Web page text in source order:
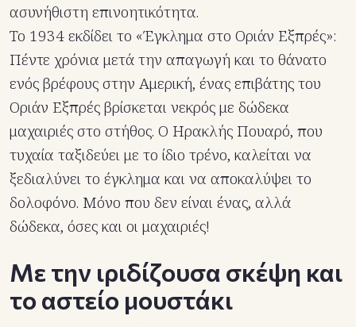
ασυνήθιστη επινοητικότητα.
Το 1934 εκδίδει το «Έγκλημα στο Οριάν Εξπρές»:
Πέντε χρόνια μετά την απαγωγή και το θάνατο
ενός βρέφους στην Αμερική, ένας επιβάτης του
Οριάν Εξπρές βρίσκεται νεκρός με δώδεκα
μαχαιριές στο στήθος. Ο Ηρακλής Πουαρό, που
τυχαία ταξιδεύει με το ίδιο τρένο, καλείται να
ξεδιαλύνει το έγκλημα και να αποκαλύψει το
δολοφόνο. Μόνο που δεν είναι ένας, αλλά
δώδεκα, όσες και οι μαχαιριές!
Mε την ιριδίζουσα σκέψη και
το αστείο μουστάκι